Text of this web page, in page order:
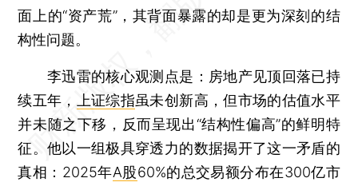
面上的“资产荒”，其背面暴露的却是更为深刻的结
构性问题。
李迅雷的核心观测点是：房地产见顶回落已持
续五年，
上证综指虽未创新高，但市场的估值水平
并未随之下移，反而呈现出“结构性偏高”的鲜明特
征。他以一组极具穿透力的数据揭开了这一矛盾的
真相：2025年A股60%的总交易额分布在300亿市